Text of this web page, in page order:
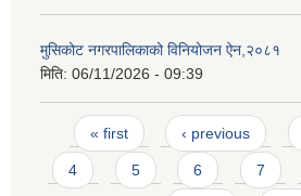
मुसिकोट नगरपालिकाको विनियोजन ऐन,२०८१
मिति: 06/11/2026 - 09:39
Pages
« first ‹ previous
4 5 6 7